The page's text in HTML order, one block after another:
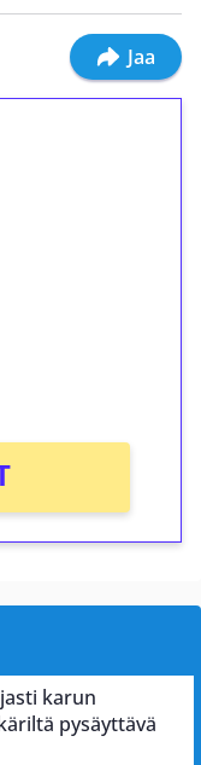
Jaa
karun
pysäyttävä